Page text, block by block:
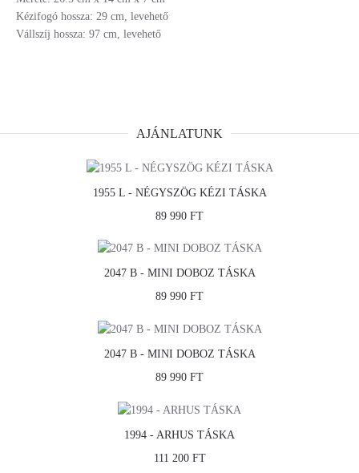
Kézifogó hossza: 29 cm, levehető
Vállszíj hossza: 97 cm, levehető
AJÁNLATUNK
1955 L - NÉGYSZÖG KÉZI TÁSKA
89 990 FT
2047 B - MINI DOBOZ TÁSKA
89 990 FT
2047 B - MINI DOBOZ TÁSKA
89 990 FT
1994 - ARHUS TÁSKA
111 200 FT